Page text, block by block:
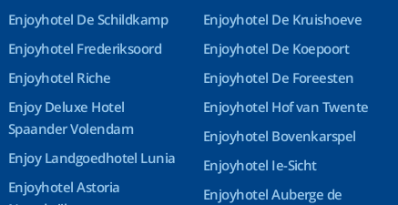
Enjoyhotel De Schildkamp
Enjoyhotel Frederiksoord
Enjoyhotel Riche
Enjoy Deluxe Hotel
Spaander Volendam
Enjoy Landgoedhotel Lunia
Enjoyhotel Astoria
Enjoyhotel De Kruishoeve
Enjoyhotel De Koepoort
Enjoyhotel De Foreesten
Enjoyhotel Hof van Twente
Enjoyhotel Bovenkarspel
Enjoyhotel Ie-Sicht
Enjoyhotel Auberge de